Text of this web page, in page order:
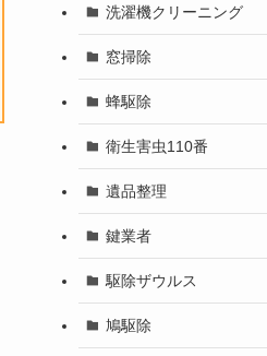
洗濯機クリーニング
窓掃除
蜂駆除
衛生害虫110番
遺品整理
鍵業者
駆除ザウルス
鳩駆除